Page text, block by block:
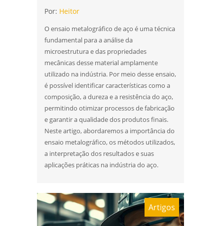
Por: Heitor
O ensaio metalográfico de aço é uma técnica
fundamental para a análise da
microestrutura e das propriedades
mecânicas desse material amplamente
utilizado na indústria. Por meio desse ensaio,
é possível identificar características como a
composição, a dureza e a resistência do aço,
permitindo otimizar processos de fabricação
e garantir a qualidade dos produtos finais.
Neste artigo, abordaremos a importância do
ensaio metalográfico, os métodos utilizados,
a interpretação dos resultados e suas
aplicações práticas na indústria do aço.
Artigos